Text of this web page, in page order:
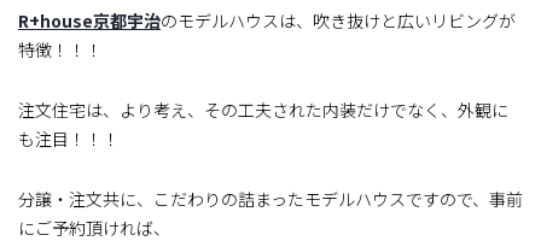
R+house京都宇治のモデルハウスは、吹き抜けと広いリビングが
特徴！！！
注文住宅は、より考え、その工夫された内装だけでなく、外観に
も注目！！！
分譲・注文共に、こだわりの詰まったモデルハウスですので、事前
にご予約頂ければ、